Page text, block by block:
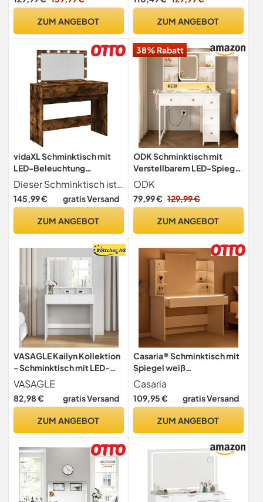
mit 4 Schubladen mit
Spiegel,Weiß
ZUM ANGEBOT
Frisiertisch mit 3
Schränken, für Frauen,
ZUM ANGEBOT
vidaXL Schminktisch mit
LED-Beleuchtung
Räuchereiche 100x40x120
cm
Dieser Schminktisch ist eine großartige Ergänzung zu deinem Schlafzimmer und bietet auch Platz zur griffbereiten Aufbewahrung deiner Kosmetika!
145,99 € gratis Versand
ZUM ANGEBOT
38% Rabatt
ODK Schminktisch mit
Verstellbarem LED-Spiegel
& Eingebauten USB-
Steckdosen & RGB-
Lichtleiste, Toilettentisch
Etagen-Regalen, Weißer
90×40×139cm
ODK
79,99 € 129,99 €
ZUM ANGEBOT
VASAGLE Kailyn Kollektion
- Schminktisch mit LED-
Beleuchtung, 3
Lichtfarben, einstellbare
Helligkeit, Frisiertisch mit
Schubladen, 3 offene
RDT120WB01
VASAGLE
82,98 € gratis Versand
ZUM ANGEBOT
Casaria® Schminktisch mit
Spiegel weiß
Schubladenbeleuchtung 3
Fächer inkl. Distanzsensor 4
offene Ablagen Frisiertisch
Holz
Casaria
109,95 € gratis Versand
ZUM ANGEBOT